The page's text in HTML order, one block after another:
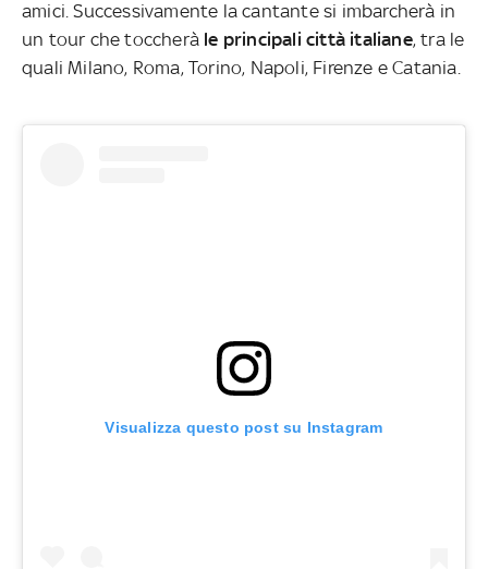
amici. Successivamente la cantante si imbarcherà in
un tour che toccherà le principali città italiane, tra le
quali Milano, Roma, Torino, Napoli, Firenze e Catania.
Visualizza questo post su Instagram